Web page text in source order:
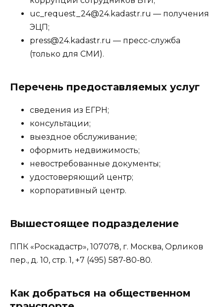
uc_request_24@24.kadastr.ru — получения
ЭЦП;
press@24.kadastr.ru — пресс-служба
(только для СМИ).
Перечень предоставляемых услуг
сведения из ЕГРН;
консультации;
выездное обслуживание;
оформить недвижимость;
невостребованные документы;
удостоверяющий центр;
корпоративный центр.
Вышестоящее подразделение
ППК «Роскадастр», 107078, г. Москва, Орликов
пер., д. 10, стр. 1, +7 (495) 587-80-80.
Как добраться на общественном